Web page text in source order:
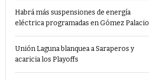
Habrá más suspensiones de energía
eléctrica programadas en Gómez Palacio
Unión Laguna blanquea a Saraperos y
acaricia los Playoffs